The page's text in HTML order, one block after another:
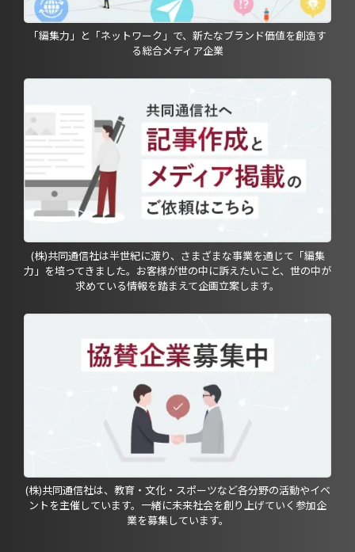
「編集力」と「ネットワーク」で、新たなブランド価値を創造す
る総合メディア企業
(株)共同通信社は半世紀に渡り、さまざまな事業を通じて「編集
力」を培ってきました。お客様が世の中に訴えたいこと、世の中が
求めている情報を踏まえて企画立案します。
(株)共同通信社は、教育・文化・スポーツなど各分野の活動やイベ
ントを主催しています。一緒に未来社会を創り上げていく参加企
業を募集しています。